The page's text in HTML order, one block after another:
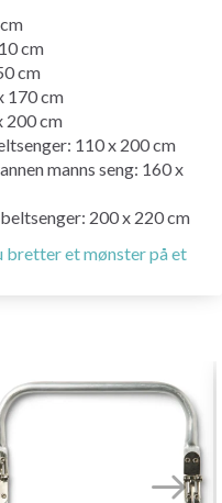
cm
cm
170 cm
200 cm
110 x 200 cm
manns seng: 160 x
200 x 220 cm
bretter et mønster på et